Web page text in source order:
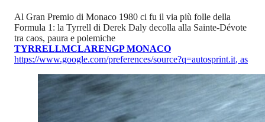
Al Gran Premio di Monaco 1980 ci fu il via più folle della
Formula 1: la Tyrrell di Derek Daly decolla alla Sainte-Dévote
tra caos, paura e polemiche
TYRRELLMCLARENGP MONACO
https://www.google.com/preferences/source?q=autosprint.it, as